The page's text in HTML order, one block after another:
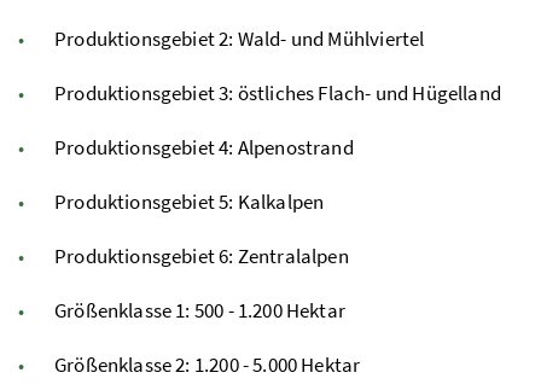
Produktionsgebiet 2: Wald- und Mühlviertel
Produktionsgebiet 3: östliches Flach- und Hügelland
Produktionsgebiet 4: Alpenostrand
Produktionsgebiet 5: Kalkalpen
Produktionsgebiet 6: Zentralalpen
Größenklasse 1: 500 - 1.200 Hektar
Größenklasse 2: 1.200 - 5.000 Hektar